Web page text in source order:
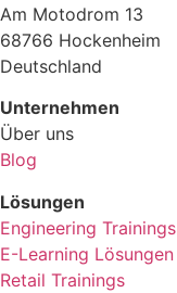
Am Motodrom 13
68766 Hockenheim
Deutschland
Unternehmen
Über uns
Blog
Lösungen
Engineering Trainings
E-Learning Lösungen
Retail Trainings